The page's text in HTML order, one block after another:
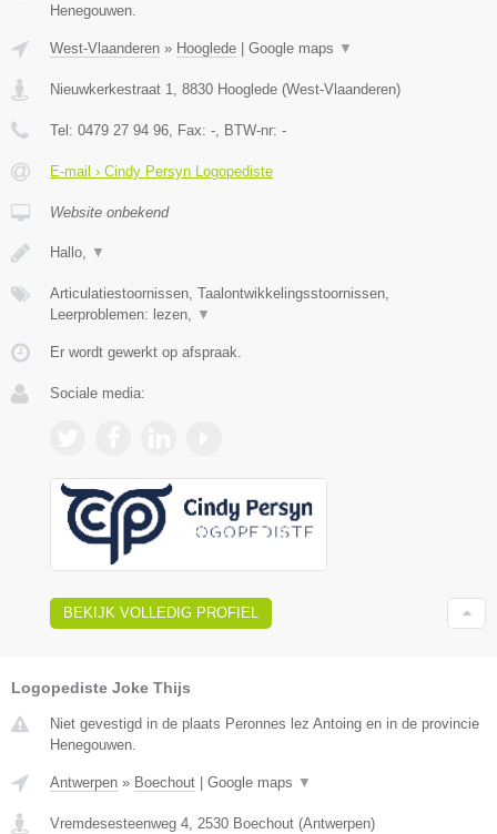
Henegouwen.
West-Vlaanderen » Hooglede Google maps ▼
Nieuwkerkestraat 1 8830 Hooglede (West-Vlaanderen)
Tel: 0479 27 94 96 , Fax: - , BTW-nr: -
E-mail › Cindy Persyn Logopediste
Website onbekend
Hallo, ▼
Articulatiestoornissen, Taalontwikkelingsstoornissen,
Leerproblemen: lezen,
▼
Er wordt gewerkt op afspraak.
Sociale media:
BEKIJK VOLLEDIG PROFIEL
Logopediste Joke Thijs
Niet gevestigd in de plaats Peronnes lez Antoing en in de provincie
Henegouwen.
Antwerpen » Boechout Google maps ▼
Vremdesesteenweg 4, 2530 Boechout (Antwerpen)